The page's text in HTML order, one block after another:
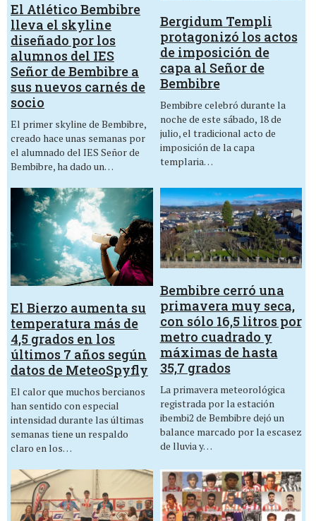
El Atlético Bembibre
lleva el skyline
diseñado por los
alumnos del IES
Señor de Bembibre a
sus nuevos carnés de
socio
El primer skyline de Bembibre,
creado hace unas semanas por
el alumnado del IES Señor de
Bembibre, ha dado un…
Bergidum Templi
protagonizó los actos
de imposición de
capa al Señor de
Bembibre
Bembibre celebró durante la
noche de este sábado, 18 de
julio, el tradicional acto de
imposición de la capa
templaria…
El Bierzo aumenta su
temperatura más de
4,5 grados en los
últimos 7 años según
datos de MeteoSpyfly
El calor que muchos bercianos
han sentido con especial
intensidad durante las últimas
semanas tiene un respaldo
claro en los…
Bembibre cerró una
primavera muy seca,
con sólo 16,5 litros por
metro cuadrado y
máximas de hasta
35,7 grados
La primavera meteorológica
registrada por la estación
ibembi2 de Bembibre dejó un
balance marcado por la escasez
de lluvia y…